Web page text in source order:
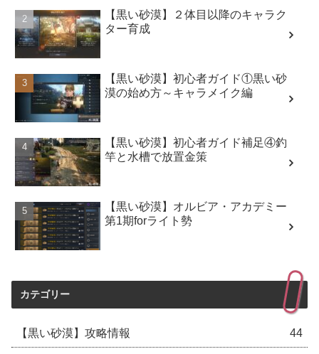
【黒い砂漠】２体目以降のキャラク
ター育成
【黒い砂漠】初心者ガイド①黒い砂
漠の始め方～キャラメイク編
【黒い砂漠】初心者ガイド補足④釣
竿と水槽で放置金策
【黒い砂漠】オルビア・アカデミー
第1期forライト勢
カテゴリー
【黒い砂漠】攻略情報 44